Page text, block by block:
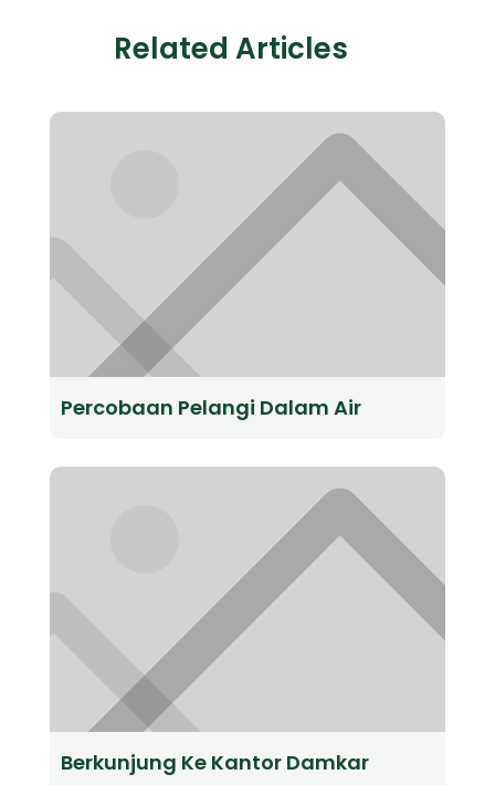
Related Articles
Percobaan Pelangi Dalam Air
Berkunjung Ke Kantor Damkar